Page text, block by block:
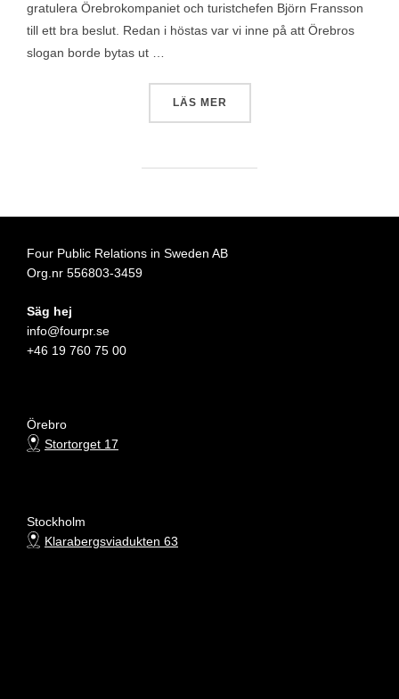
gratulera Örebrokompaniet och turistchefen Björn Fransson
till ett bra beslut. Redan i höstas var vi inne på att Örebros
slogan borde bytas ut …
LÄS MER
Four Public Relations in Sweden AB
Org.nr 556803-3459
Säg hej
info@fourpr.se
+46 19 760 75 00
Örebro
Stortorget 17
Stockholm
Klarabergsviadukten 63